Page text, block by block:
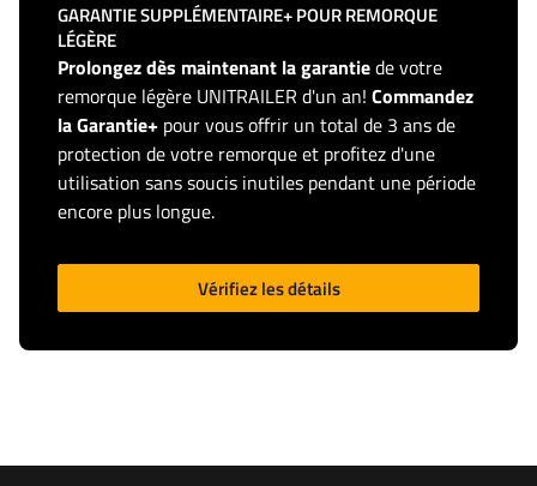
GARANTIE SUPPLÉMENTAIRE+ POUR REMORQUE
LÉGÈRE
Prolongez dès maintenant la garantiede votre
remorque légère UNITRAILER d'un an! Commandez
la Garantie+ pour vous offrir un total de 3 ans de
protection de votre remorque et profitez d'une
utilisation sans soucis inutiles pendant une période
encore plus longue.
Vérifiez les détails